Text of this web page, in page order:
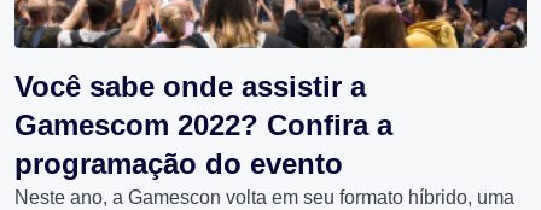
Você sabe onde assistir a
Gamescom 2022? Confira a
programação do evento
Neste ano, a Gamescon volta em seu formato híbrido, uma